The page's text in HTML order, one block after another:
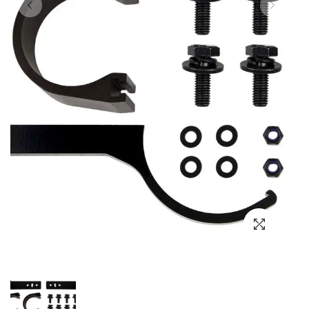
Выбор языка
Выбор валюты